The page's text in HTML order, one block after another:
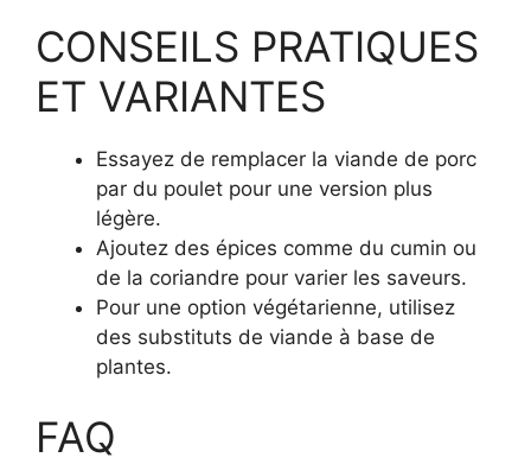
CONSEILS PRATIQUES
ET VARIANTES
Essayez de remplacer la viande de porc
par du poulet pour une version plus
légère.
Ajoutez des épices comme du cumin ou
de la coriandre pour varier les saveurs.
Pour une option végétarienne, utilisez
des substituts de viande à base de
plantes.
FAQ